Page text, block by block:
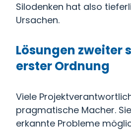
Silodenken hat also
Ursachen.
Lösungen zweiter
erster Ordnung
Viele
pragmatische Macher.
erkannte Probleme